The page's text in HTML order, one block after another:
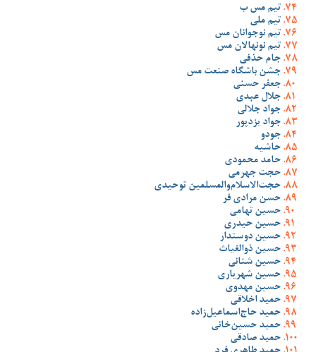
تیم مس ب
تیم ملی
تیم نوجوانان مس
تیم نونهالان مس
جام حذفی
جشن باشگاه صنعت مس
جعفر حسنی
جلال عبدی
جواد جلالی
جواد یزدپور
جودو
حاشیه
حامد محمودی
حجت جهرمی
حجت‌الاسلام‌والمسلمین توحیدی
حسن مرادی فر
حسین تهامی
حسین حیدری
حسین دوستدار
حسین ذوالغیاث
حسین شنانی
حسین شهریاری
حسین مهدوی
حمید اخلاقی
حمید حاج‌اسماعیل‌زاده
حمید حسین‌خانی
حمید صادقی